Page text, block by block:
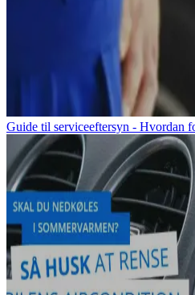
Guide til serviceeftersyn - Hvordan